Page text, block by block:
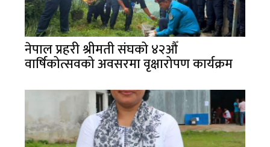
नेपाल प्रहरी श्रीमती संघको ४२औँ
वार्षिकोत्सवको अवसरमा वृक्षारोपण कार्यक्रम